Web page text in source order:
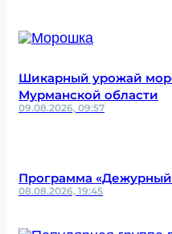
Шикарный урожай
Мурманской области
09.08.2026, 09:57
Программа «Дежурный
08.08.2026, 19:45